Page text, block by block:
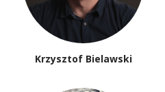
Krzysztof Bielawski